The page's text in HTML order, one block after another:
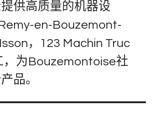
供高质量的机器设
en-Bouzemont-
，123 Machin Truc
，为Bouzemontoise社
品。